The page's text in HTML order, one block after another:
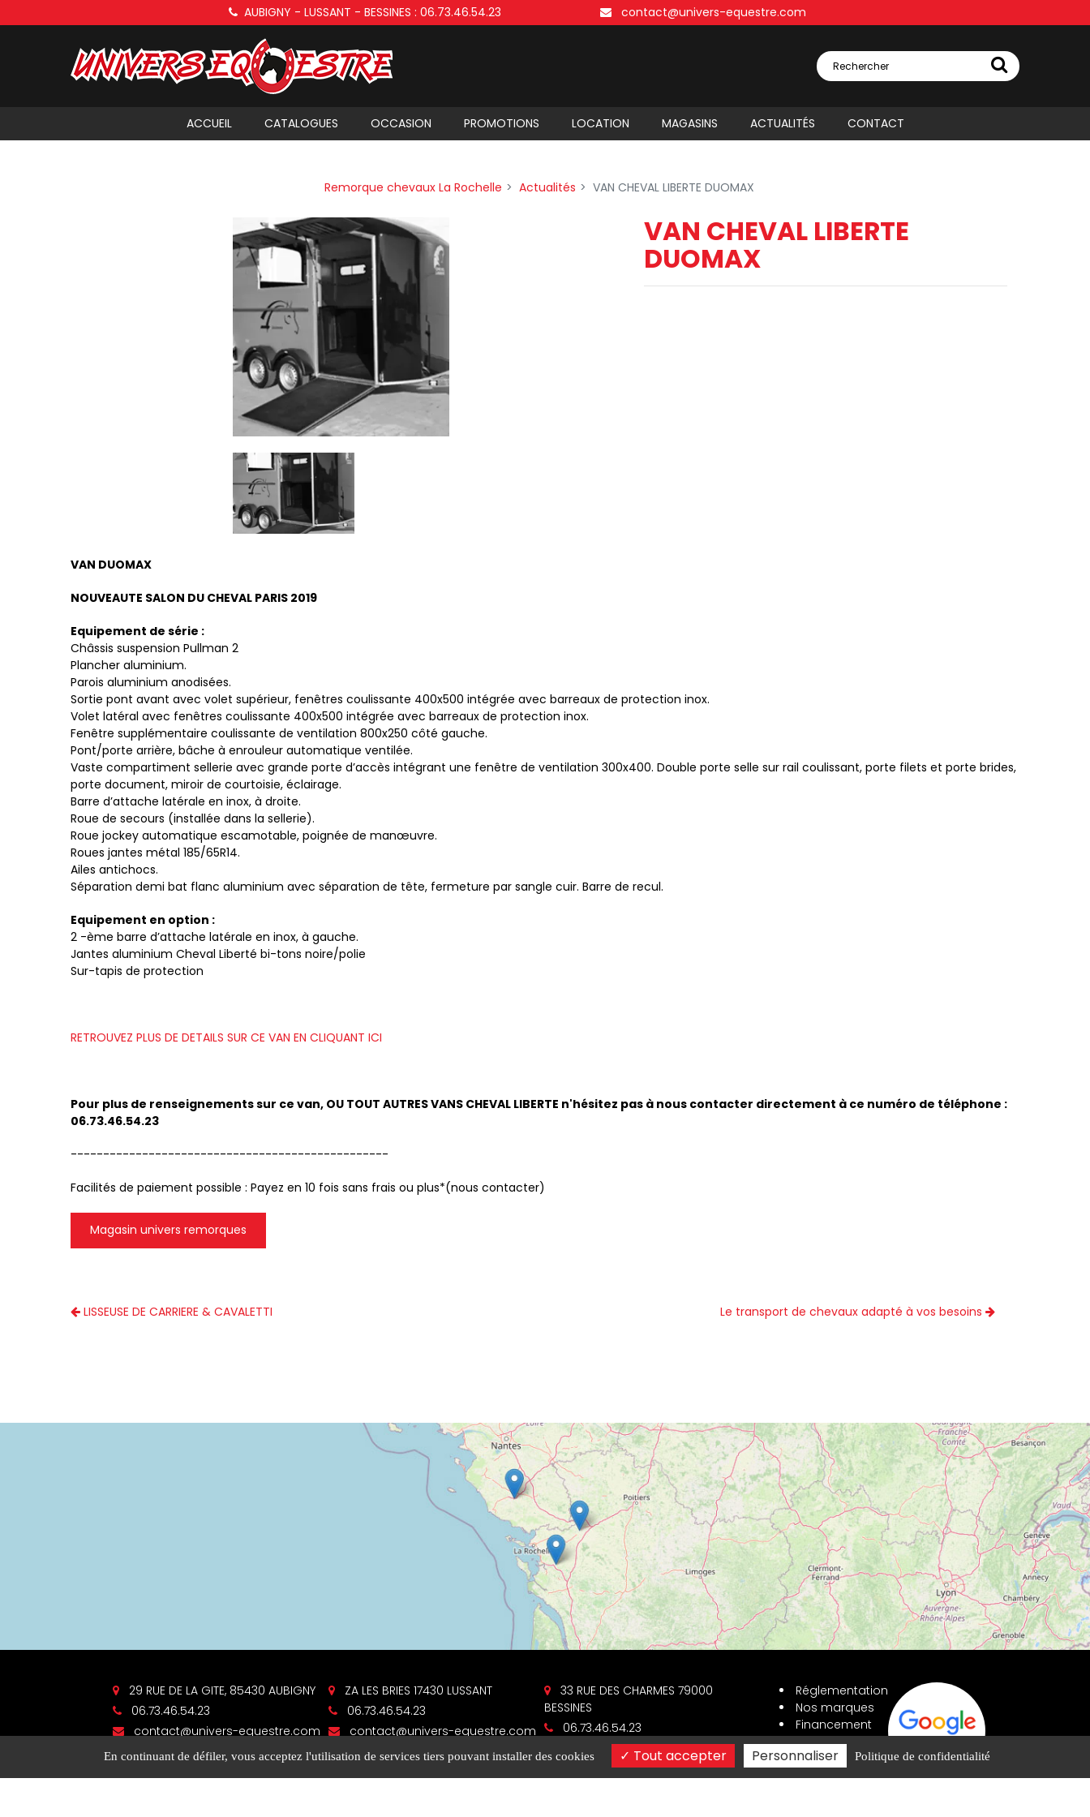
AUBIGNY - LUSSANT - BESSINES :06.73.46.54.23 contact@univers-equestre.com
Rechercher
ACCUEIL CATALOGUES OCCASION PROMOTIONS LOCATION MAGASINS ACTUALITÉS CONTACT
Remorque chevaux La Rochelle Actualités VAN CHEVAL LIBERTE DUOMAX
VAN CHEVAL LIBERTE
DUOMAX
VAN DUOMAX
NOUVEAUTE SALON DU CHEVAL PARIS 2019
Equipement de série :
Châssis suspension Pullman 2
Plancher aluminium.
Parois aluminium anodisées.
Sortie pont avant avec volet supérieur, fenêtres coulissante 400x500 intégrée avec barreaux de protection inox.
Volet latéral avec fenêtres coulissante 400x500 intégrée avec barreaux de protection inox.
Fenêtre supplémentaire coulissante de ventilation 800x250 côté gauche.
Pont/porte arrière, bâche à enrouleur automatique ventilée.
Vaste compartiment sellerie avec grande porte d’accès intégrant une fenêtre de ventilation 300x400. Double porte selle sur rail coulissant, porte filets et porte brides,
porte document, miroir de courtoisie, éclairage.
Barre d’attache latérale en inox, à droite.
Roue de secours (installée dans la sellerie).
Roue jockey automatique escamotable, poignée de manœuvre.
Roues jantes métal 185/65R14.
Ailes antichocs.
Séparation demi bat flanc aluminium avec séparation de tête, fermeture par sangle cuir. Barre de recul.
Equipement en option :
2 -ème barre d’attache latérale en inox, à gauche.
Jantes aluminium Cheval Liberté bi-tons noire/polie
Sur-tapis de protection
RETROUVEZ PLUS DE DETAILS SUR CE VAN EN CLIQUANT ICI
Pour plus de renseignements sur ce van, OU TOUT AUTRES VANS CHEVAL LIBERTE n'hésitez pas à nous contacter directement à ce numéro de téléphone :
06.73.46.54.23
-------------------------------------------------
Facilités de paiement possible : Payez en 10 fois sans frais ou plus*(nous contacter)
Magasin univers remorques
LISSEUSE DE CARRIERE & CAVALETTI Le transport de chevaux adapté à vos besoins
29 RUE DE LA GITE, 85430 AUBIGNY
06.73.46.54.23
contact@univers-equestre.com
ZA LES BRIES 17430 LUSSANT
06.73.46.54.23
contact@univers-equestre.com
33 RUE DES CHARMES 79000
BESSINES
06.73.46.54.23
contact@univers-equestre.com
Réglementation
Nos marques
Financement
Partenaires
En continuant de défiler, vous acceptez l'utilisation de services tiers pouvant installer des cookies Tout accepter Personnaliser Politique de confidentialité